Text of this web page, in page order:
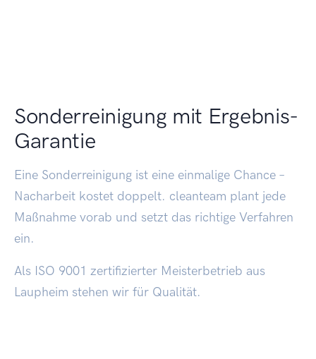
Sonderreinigung mit Ergebnis-
Garantie
Eine Sonderreinigung ist eine einmalige Chance –
Nacharbeit kostet doppelt. cleanteam plant jede
Maßnahme vorab und setzt das richtige Verfahren
ein.
Als ISO 9001 zertifizierter Meisterbetrieb aus
Laupheim stehen wir für Qualität.